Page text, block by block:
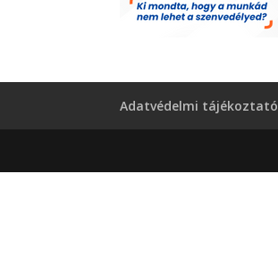
Adatvédelmi tájékoztató